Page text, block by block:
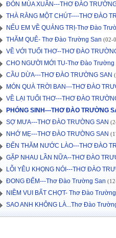
ĐÓN MÙA XUÂN---THƠ ĐÀO
THÀ RẰNG MỘT CHÚT----THƠ ĐÀO
NẾU EM VỀ QUẢNG TRỊ-Thơ Đào
THĂM QUÊ- Thơ Đào Trường San (02-
VỀ VỚI TUỔI THƠ--THƠ ĐÀO
CHO NGƯỜI MỚI TU-Thơ Đào Trường
CẦU DỪA---THƠ ĐÀO TRƯỜNG SAN
MÓN QUÀ TRỜI BAN---THƠ ĐÀO
VỀ LẠI TUỔI THƠ---THƠ ĐÀO
PHÓNG SINH---THƠ ĐÀO TRƯỜNG
SỢ MƯA---THƠ ĐÀO TRƯỜNG SAN
NHỚ MẸ---THƠ ĐÀO TRƯỜNG SAN
ĐẾN THĂM NƯỚC LÀO---THƠ ĐÀO
GẶP NHAU LẦN NỮA--THƠ ĐÀO
LỖI YÊU KHỌNG NÓI---THƠ ĐÀO
ĐONG ĐẾM---Thơ Đào Trường San
NIỀM VUI BẤT CHỢT- Thơ Đào
SAO ANH KHÔNG LÀ...Thơ Đào